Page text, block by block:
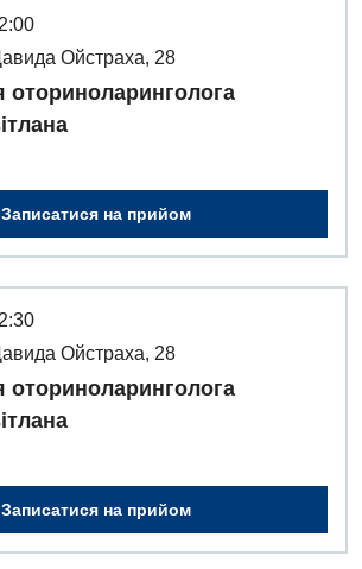
Ойстраха, 28
оториноларинголога
Записатися на прийом
Ойстраха, 28
оториноларинголога
Записатися на прийом